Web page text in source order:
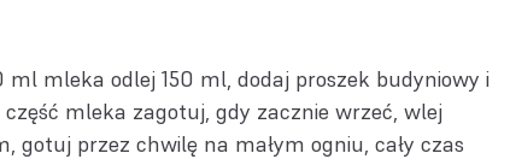
mleka odlej 150 ml, dodaj proszek budyniowy i
część mleka zagotuj, gdy zacznie wrzeć, wlej
gotuj przez chwilę na małym ogniu, cały czas